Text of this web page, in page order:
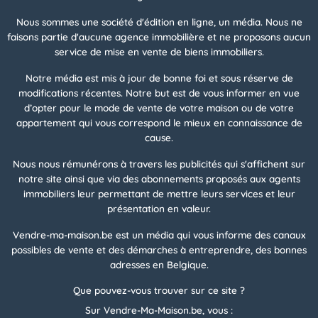
Nous sommes une société d'édition en ligne, un média. Nous ne
faisons partie d'aucune agence immobilière et ne proposons aucun
service de mise en vente de biens immobiliers.
Notre média est mis à jour de bonne foi et sous réserve de
modifications récentes. Notre but est de vous informer en vue
d’opter pour le mode de vente de votre maison ou de votre
appartement qui vous correspond le mieux en connaissance de
cause.
Nous nous rémunérons à travers les publicités qui s'affichent sur
notre site ainsi que via des abonnements proposés aux agents
immobiliers leur permettant de mettre leurs services et leur
présentation en valeur.
Vendre-ma-maison.be est un média qui vous informe des canaux
possibles de vente et des démarches à entreprendre, des bonnes
adresses en Belgique.
Que pouvez-vous trouver sur ce site ?
Sur Vendre-Ma-Maison.be, vous :